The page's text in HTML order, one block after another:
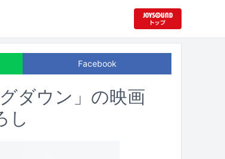
Facebook
ダウン」の映画
し